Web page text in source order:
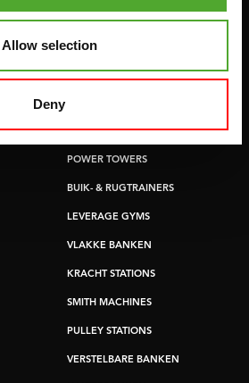
Allow selection
Deny
POWER TOWERS
BUIK- & RUGTRAINERS
LEVERAGE GYMS
VLAKKE BANKEN
KRACHT STATIONS
SMITH MACHINES
PULLEY STATIONS
VERSTELBARE BANKEN